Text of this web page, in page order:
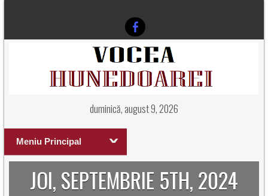
duminică, august 9, 2026
Meniu Principal
JOI, SEPTEMBRIE 5TH, 2024